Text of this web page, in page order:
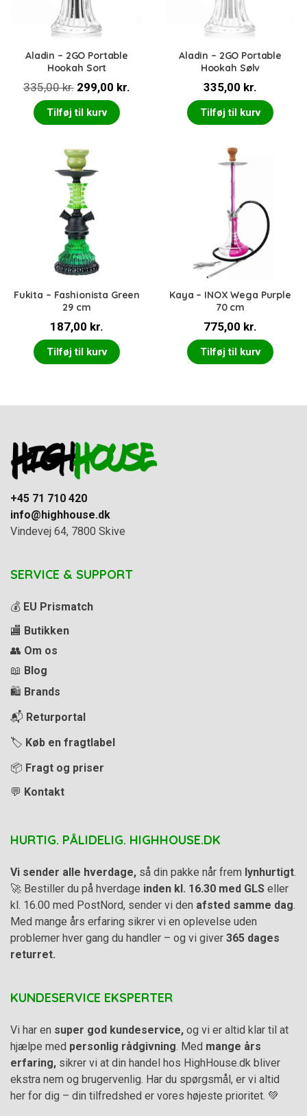
Aladin – 2GO Portable
Hookah Sort
335,00kr. Den
oprindelige
pris
335,00 kr..
299,00 kr.
Tilføj til kurv
Aladin – 2GO Portable
Hookah Sølv
335,00 kr.
Tilføj til kurv
Fukita – Fashionista Green
29 cm
187,00 kr.
Tilføj til kurv
Kaya – INOX Wega Purple
70 cm
775,00 kr.
Tilføj til kurv
+45 71 710 420
info@highhouse.dk
Vindevej 64, 7800 Skive
SERVICE & SUPPORT
💰 EU Prismatch
🏬 Butikken
👥 Om os
📖 Blog
🛍️ Brands
📬 Returportal
🏷️ Køb en fragtlabel
📦 Fragt og priser
💬 Kontakt
HURTIG. PÅLIDELIG. HIGHHOUSE.DK
Vi sender alle hverdage, så din pakke når frem lynhurtigt.
🚀 Bestiller du på hverdage inden kl. 16.30 med GLS eller
kl. 16.00 med PostNord, sender vi den afsted samme dag.
Med mange års erfaring sikrer vi en oplevelse uden
problemer hver gang du handler – og vi giver 365 dages
returret.
KUNDESERVICE EKSPERTER
Vi har en super god kundeservice, og vi er altid klar til at
hjælpe med personlig rådgivning. Med mange års
erfaring, sikrer vi at din handel hos HighHouse.dk bliver
ekstra nem og brugervenlig. Har du spørgsmål, er vi altid
her for dig – din tilfredshed er vores højeste prioritet. 💚